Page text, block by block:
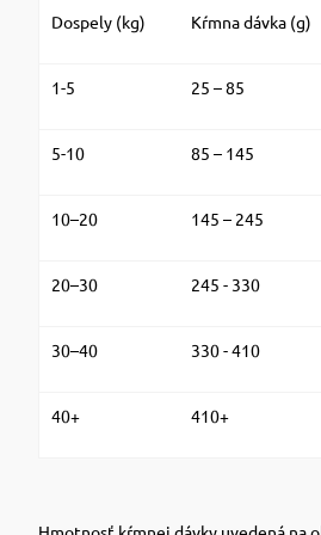
Dospely (kg) Kŕmna dávka (g)
1-5 25 – 85
5-10 85 – 145
10–20 145 – 245
20–30 245 - 330
30–40 330 - 410
40+ 410+